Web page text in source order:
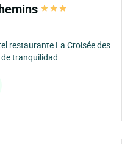
restaurante La Croisée des
tranquilidad...